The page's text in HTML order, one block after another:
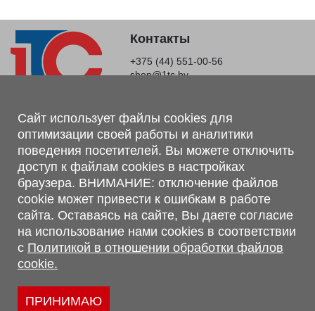
Контакты
+375 (44) 551-00-56
shop@1tc.by
Магазин, склад
г. Минск, Минский р-н, п. Привольный, ул. Мира, 20А,
223062
г. Брест, ул. Лейтенанта Рябцева, 108 В, 224701
Обращаем Ваше внимание, что вся предоставленная на сайте
информация, касающаяся комплектаций, технических
характеристик, цветовых сочетаний, а также стоимости и
сервисного обслуживания носит информационный характер и
не является публичной офертой, определяемой п.2 ст.407
Гражданского кодекса Республики Беларусь.
Политика обработки персональных данных
Политикой в отношении обработки файлов cookie.
Сайт использует файлы cookies для
оптимизации своей работы и аналитики
поведения посетителей. Вы можете отключить
доступ к файлам cookies в настройках
браузера. ВНИМАНИЕ: отключение файлов
cookie может привести к ошибкам в работе
сайта. Оставаясь на сайте, Вы даете согласие
на использование нами cookies в соответствии
с Политикой в отношении обработки файлов
cookie.
ПРИНИМАЮ